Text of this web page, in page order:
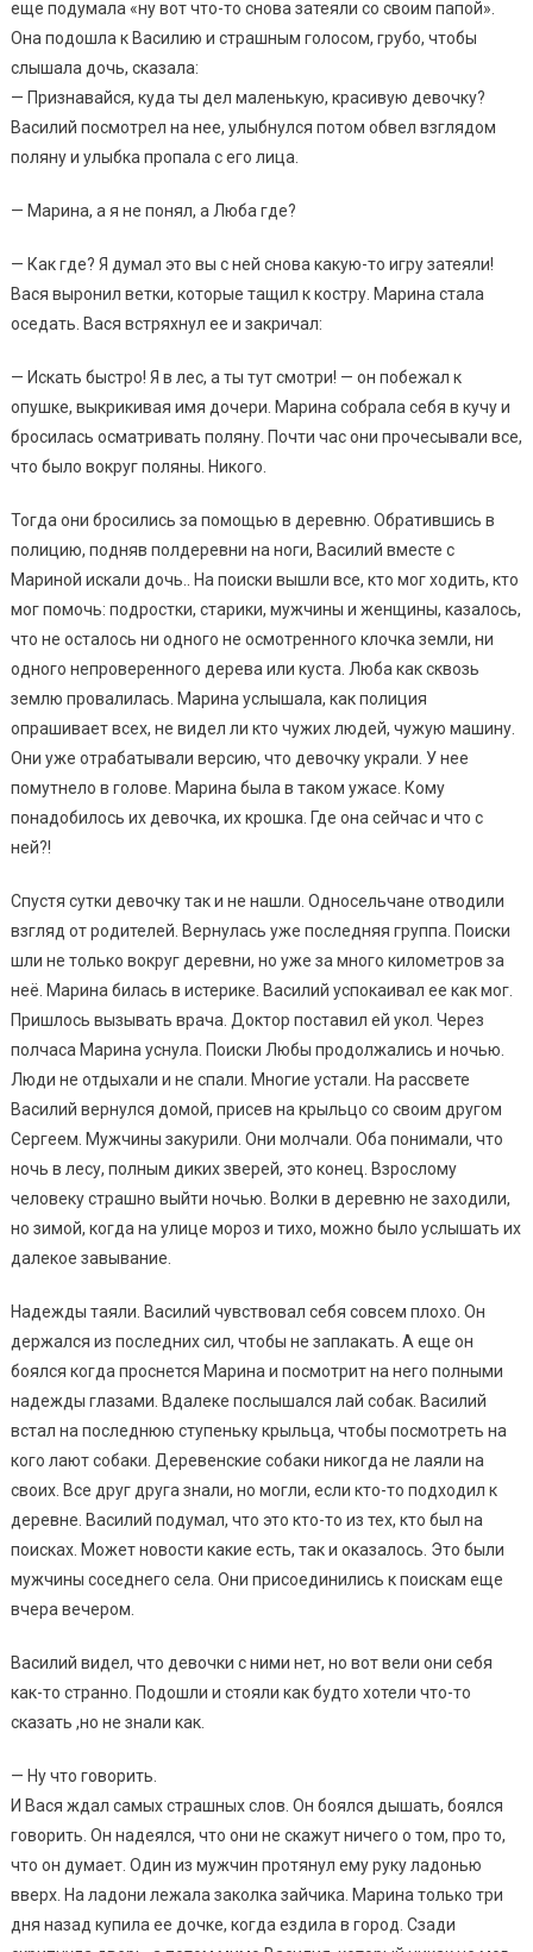
еще подумала «ну вот что-то снова затеяли со своим папой».
Она подошла к Василию и страшным голосом, грубо, чтобы
слышала дочь, сказала:
— Признавайся, куда ты дел маленькую, красивую девочку?
Василий посмотрел на нее, улыбнулся потом обвел взглядом
поляну и улыбка пропала с его лица.
— Марина, а я не понял, а Люба где?
— Как где? Я думал это вы с ней снова какую-то игру затеяли!
Вася выронил ветки, которые тащил к костру. Марина стала
оседать. Вася встряхнул ее и закричал:
— Искать быстро! Я в лес, а ты тут смотри! — он побежал к
опушке, выкрикивая имя дочери. Марина собрала себя в кучу и
бросилась осматривать поляну. Почти час они прочесывали все,
что было вокруг поляны. Никого.
Тогда они бросились за помощью в деревню. Обратившись в
полицию, подняв полдеревни на ноги, Василий вместе с
Мариной искали дочь.. На поиски вышли все, кто мог ходить, кто
мог помочь: подростки, старики, мужчины и женщины, казалось,
что не осталось ни одного не осмотренного клочка земли, ни
одного непроверенного дерева или куста. Люба как сквозь
землю провалилась. Марина услышала, как полиция
опрашивает всех, не видел ли кто чужих людей, чужую машину.
Они уже отрабатывали версию, что девочку украли. У нее
помутнело в голове. Марина была в таком ужасе. Кому
понадобилось их девочка, их крошка. Где она сейчас и что с
ней?!
Спустя сутки девочку так и не нашли. Односельчане отводили
взгляд от родителей. Вернулась уже последняя группа. Поиски
шли не только вокруг деревни, но уже за много километров за
неё. Марина билась в истерике. Василий успокаивал ее как мог.
Пришлось вызывать врача. Доктор поставил ей укол. Через
полчаса Марина уснула. Поиски Любы продолжались и ночью.
Люди не отдыхали и не спали. Многие устали. На рассвете
Василий вернулся домой, присев на крыльцо со своим другом
Сергеем. Мужчины закурили. Они молчали. Оба понимали, что
ночь в лесу, полным диких зверей, это конец. Взрослому
человеку страшно выйти ночью. Волки в деревню не заходили,
но зимой, когда на улице мороз и тихо, можно было услышать их
далекое завывание.
Надежды таяли. Василий чувствовал себя совсем плохо. Он
держался из последних сил, чтобы не заплакать. А еще он
боялся когда проснется Марина и посмотрит на него полными
надежды глазами. Вдалеке послышался лай собак. Василий
встал на последнюю ступеньку крыльца, чтобы посмотреть на
кого лают собаки. Деревенские собаки никогда не лаяли на
своих. Все друг друга знали, но могли, если кто-то подходил к
деревне. Василий подумал, что это кто-то из тех, кто был на
поисках. Может новости какие есть, так и оказалось. Это были
мужчины соседнего села. Они присоединились к поискам еще
вчера вечером.
Василий видел, что девочки с ними нет, но вот вели они себя
как-то странно. Подошли и стояли как будто хотели что-то
сказать ,но не знали как.
— Ну что говорить.
И Вася ждал самых страшных слов. Он боялся дышать, боялся
говорить. Он надеялся, что они не скажут ничего о том, про то,
что он думает. Один из мужчин протянул ему руку ладонью
вверх. На ладони лежала заколка зайчика. Марина только три
дня назад купила ее дочке, когда ездила в город. Сзади